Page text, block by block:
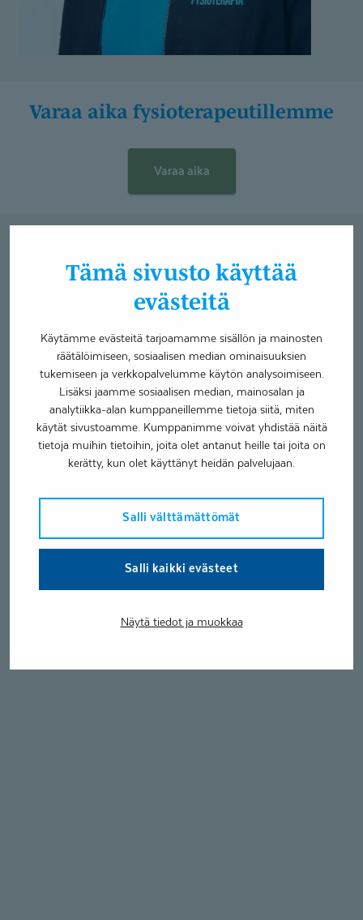
Tämä sivusto käyttää
evästeitä
Käytämme evästeitä tarjoamamme sisällön ja mainosten
räätälöimiseen, sosiaalisen median ominaisuuksien
tukemiseen ja verkkopalvelumme käytön analysoimiseen.
Lisäksi jaamme sosiaalisen median, mainosalan ja
analytiikka-alan kumppaneillemme tietoja siitä, miten
käytät sivustoamme. Kumppanimme voivat yhdistää näitä
tietoja muihin tietoihin, joita olet antanut heille tai joita on
kerätty, kun olet käyttänyt heidän palvelujaan.
Salli välttämättömät
Salli kaikki evästeet
Näytä tiedot ja muokkaa
Varaa aika fysiotera­peu­tillemme
Varaa aika